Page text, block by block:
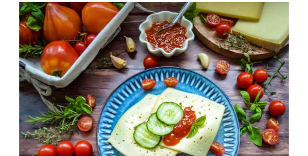
Rezept